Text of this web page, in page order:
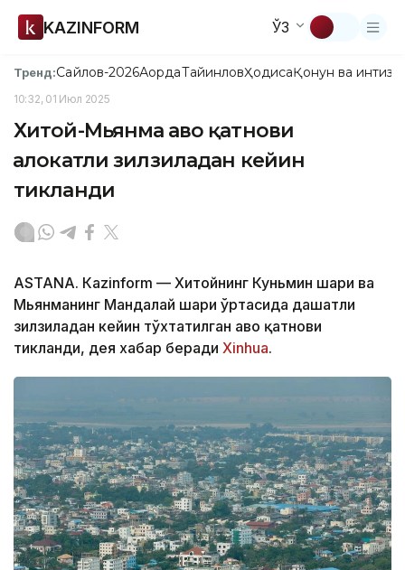
KAZINFORM ЎЗ
Тренд:Сайлов-2026АқордаТайинловҲодисаҚонун ва
10:32, 01 Июл 2025
Хитой-Мьянма ҳаво қатнови
ҳалокатли зилзиладан кейин
тикланди
ASTANА. Кazinform — Хитойнинг Куньмин шаҳри ва
Мьянманинг Мандалай шаҳри ўртасида даҳшатли
зилзиладан кейин тўхтатилган ҳаво қатнови
тикланди, дея хабар беради Xinhua.